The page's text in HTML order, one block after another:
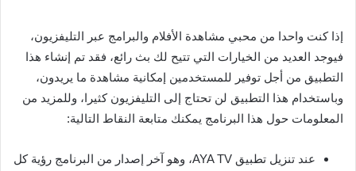
إذا كنت واحدا من محبي مشاهدة الأفلام والبرامج عبر التليفزيون،
فيوجد العديد من الخيارات التي تتيح لك بث رائع، فقد تم إنشاء هذا
التطبيق من أجل توفير للمستخدمين إمكانية مشاهدة ما يريدون،
وباستخدام هذا التطبيق لن تحتاج إلى التليفزيون كثيرا، وللمزيد من
المعلومات حول هذا البرنامج يمكنك متابعة النقاط التالية:
عند تنزيل تطبيق AYA TV، وهو آخر إصدار من البرنامج رؤية كل